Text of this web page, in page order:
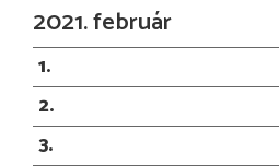
2021. február
1
2
3